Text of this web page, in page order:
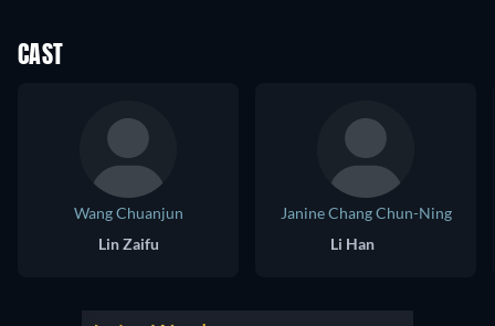
CAST
Wang Chuanjun
Lin Zaifu
Janine Chang Chun-Ning
Li Han